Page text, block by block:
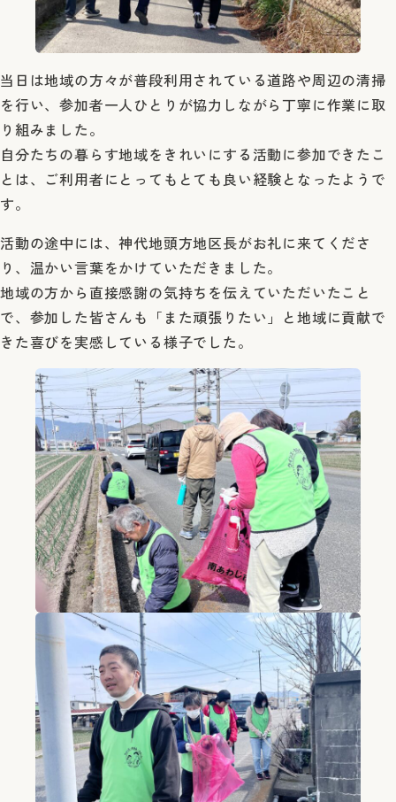
当日は地域の方々が普段利用されている道路や周辺の清掃
を行い、参加者一人ひとりが協力しながら丁寧に作業に取
り組みました。
自分たちの暮らす地域をきれいにする活動に参加できたこ
とは、ご利用者にとってもとても良い経験となったようで
す。
活動の途中には、神代地頭方地区長がお礼に来てくださ
り、温かい言葉をかけていただきました。
地域の方から直接感謝の気持ちを伝えていただいたこと
で、参加した皆さんも「また頑張りたい」と地域に貢献で
きた喜びを実感している様子でした。